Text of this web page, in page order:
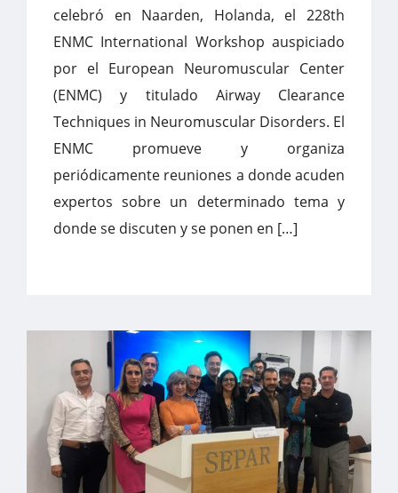
celebró en Naarden, Holanda, el 228th
ENMC International Workshop auspiciado
por el European Neuromuscular Center
(ENMC) y titulado Airway Clearance
Techniques in Neuromuscular Disorders. El
ENMC promueve y organiza
periódicamente reuniones a donde acuden
expertos sobre un determinado tema y
donde se discuten y se ponen en […]